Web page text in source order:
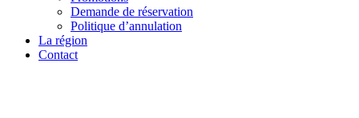
Demande de réservation
Politique d’annulation
La région
Contact